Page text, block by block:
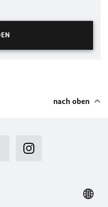
nach oben